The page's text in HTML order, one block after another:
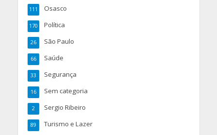
Osasco
111
Política
170
São Paulo
26
Saúde
66
Segurança
33
Sem categoria
16
Sergio Ribeiro
2
Turismo e Lazer
89